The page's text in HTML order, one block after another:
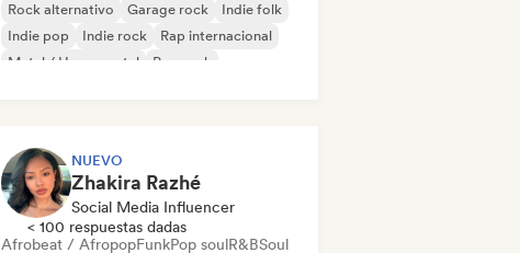
Rock alternativo Garage rock
Indie folk
Indie pop
Indie rock
Rap internacional
Metal / Heavy metal
Pop rock
NUEVO
Zhakira Razhé
Social Media Influencer
< 100 respuestas dadas
Afrobeat / AfropopFunkPop soulR&BSoul